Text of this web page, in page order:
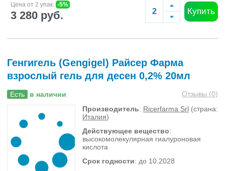
Цена от 2 упак. -5%
3 280 руб. Купить
Генгигель (Gengigel) Райсер Фарма
взрослый гель для десен 0,2% 20мл
Есть в наличии Отзывы (0)
Производитель: Ricerfarma Srl (страна:
Италия)
Действующее вещество:
высокомолекулярная гиалуроновая
кислота
Срок годности: до 10.2028